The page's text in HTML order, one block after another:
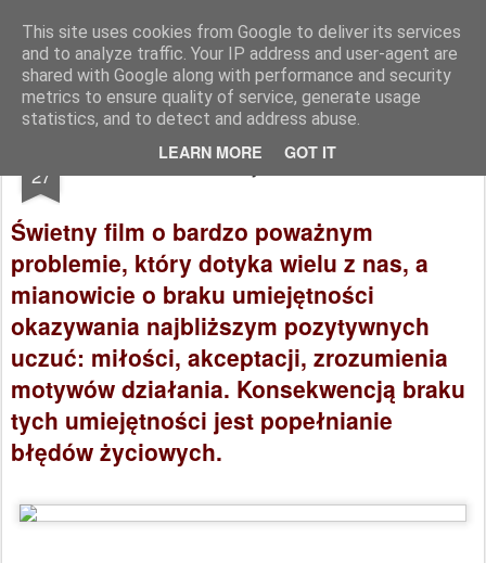
This site uses cookies from Google to deliver its services
and to analyze traffic. Your IP address and user-agent are
shared with Google along with performance and security
metrics to ensure quality of service, generate usage
statistics, and to detect and address abuse.
LEARN MORE GOT IT
Dojrzałe Kino filmowe spotkania krakowskich seniorów
Strona główna Informacje
27 Mój rower
Świetny film o bardzo poważnym
problemie, który dotyka wielu z nas, a
mianowicie o braku umiejętności
okazywania najbliższym pozytywnych
uczuć: miłości, akceptacji, zrozumienia
motywów działania. Konsekwencją braku
tych umiejętności jest popełnianie
błędów życiowych.